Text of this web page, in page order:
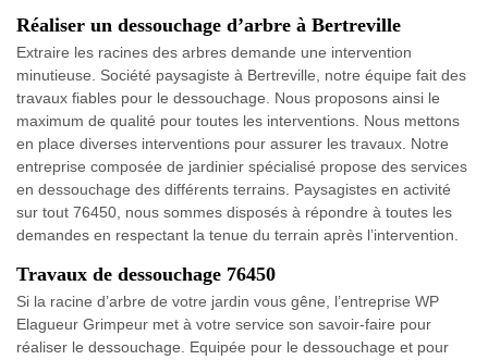
Réaliser un dessouchage d’arbre à Bertreville
Extraire les racines des arbres demande une intervention
minutieuse. Société paysagiste à Bertreville, notre équipe fait des
travaux fiables pour le dessouchage. Nous proposons ainsi le
maximum de qualité pour toutes les interventions. Nous mettons
en place diverses interventions pour assurer les travaux. Notre
entreprise composée de jardinier spécialisé propose des services
en dessouchage des différents terrains. Paysagistes en activité
sur tout 76450, nous sommes disposés à répondre à toutes les
demandes en respectant la tenue du terrain après l’intervention.
Travaux de dessouchage 76450
Si la racine d’arbre de votre jardin vous gêne, l’entreprise WP
Elagueur Grimpeur met à votre service son savoir-faire pour
réaliser le dessouchage. Equipée pour le dessouchage et pour